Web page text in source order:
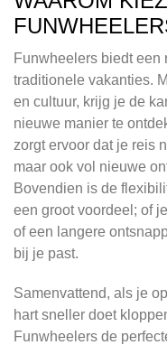
Funwheelers biedt een
traditionele vakanties.
en cultuur, krijg je de
nieuwe manier te
zorgt ervoor dat je reis
maar ook vol nieuwe
Bovendien is de
een groot voordeel; of
of een langere
bij je past.
Samenvattend, als je
hart sneller doet
Funwheelers de